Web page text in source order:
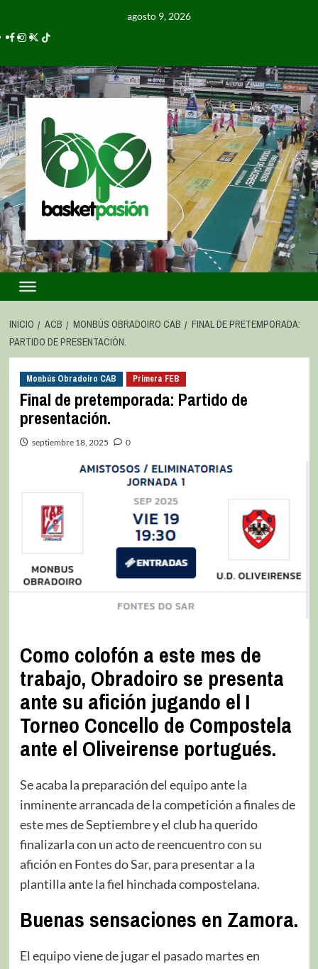
agosto 9, 2026
INICIO ACB MONBÚS OBRADOIRO CAB
FINAL DE PRETEMPORADA:
PARTIDO DE PRESENTACIÓN.
Monbús Obradoiro CAB Primera FEB
Final de pretemporada: Partido de
presentación.
septiembre 18, 2025 0
Como colofón a este mes de
trabajo, Obradoiro se presenta
ante su afición jugando el I
Torneo Concello de Compostela
ante el Oliveirense portugués.
Se acaba la preparación del equipo ante la
inminente arrancada de la competición a finales de
este mes de Septiembre y el club ha querido
finalizarla con un acto de reencuentro con su
afición en Fontes do Sar, para presentar a la
plantilla ante la fiel hinchada compostelana.
Buenas sensaciones en Zamora.
El equipo viene de jugar el pasado martes en